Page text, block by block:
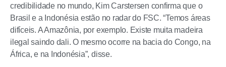
credibilidade no mundo, Kim Carstersen confirma que o
Brasil e a Indonésia estão no radar do FSC. “Temos áreas
difíceis. A Amazônia, por exemplo. Existe muita madeira
ilegal saindo dali. O mesmo ocorre na bacia do Congo, na
África, e na Indonésia”, disse.